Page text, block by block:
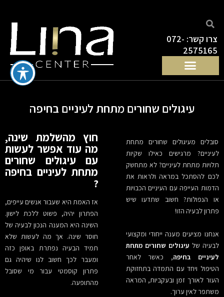
צרו קשר: 072-
2575165
עיגולים שחורים מתחת לעיניים בחיפה
סובלים מעיגולים שחורים מתחת
לעיניים? מרגישים כאילו שקיות
תלויות מתחת לעיניים? לא מתחשק
לכם להסתכל במראה ולראות את
הדמות העייפה עם העיניים הכבויות
או הנפולות? חשוב שתדעו שיש
פתרון לבעיה הזו!
אנחנו מציעים מענה ייחודי ומקצועי
לבעיה של עיגולים שחורים מתחת
לעיניים בחיפה, כאשר לאחר
הטיפול ויחד עם התמדה בתחזוקת
העור לאורך זמן ובעקביות, המראה
משתפר לאין ערוך.
חוץ מהשלמת שינה,
מה עוד אפשר לעשות
עם עיגולים שחורים
מתחת לעיניים בחיפה
?
אז האמת היא שעבור אנשים עייפים,
הפתרון יהיה, פשוט ללכת לישון.
השינה היא המענה הנכון לבעיה של
חוסר שינה. אך מה לעשות שלא
תמיד הבעיה נפתרת באופן כזה
ומעבר לכך חשוב לנו שיהיה גם
פתרון קוסמטי עבור מי שסובל
מהתופעה.